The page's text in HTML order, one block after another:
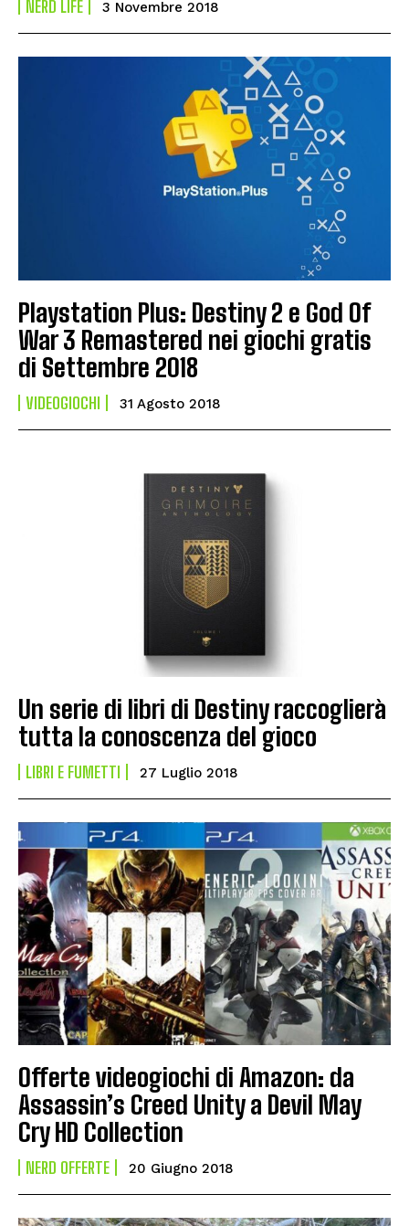
NERD LIFE 3 Novembre 2018
Playstation Plus: Destiny 2 e God Of
War 3 Remastered nei giochi gratis
di Settembre 2018
VIDEOGIOCHI 31 Agosto 2018
Un serie di libri di Destiny raccoglierà
tutta la conoscenza del gioco
LIBRI E FUMETTI 27 Luglio 2018
Offerte videogiochi di Amazon: da
Assassin’s Creed Unity a Devil May
Cry HD Collection
NERD OFFERTE 20 Giugno 2018